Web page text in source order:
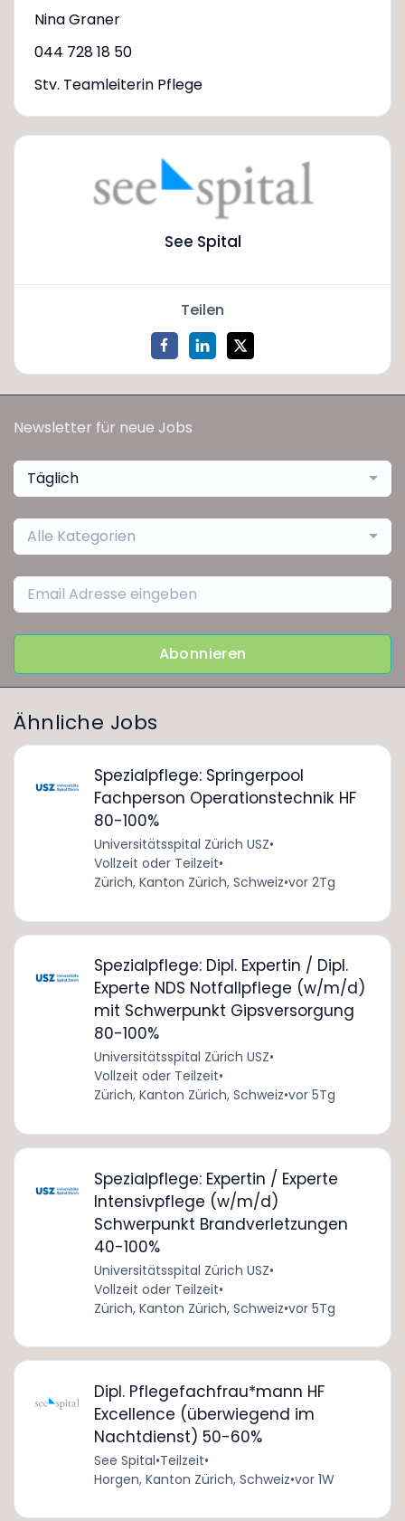
Nina Graner
044 728 18 50
Stv. Teamleiterin Pflege
See Spital
Teilen
Newsletter für neue Jobs
Täglich
Alle Kategorien
Abonnieren
Ähnliche Jobs
Spezialpflege: Springerpool
Fachperson Operationstechnik HF
80-100%
Universitätsspital Zürich USZ•
Vollzeit oder Teilzeit•
Zürich, Kanton Zürich, Schweiz•vor 2Tg
Spezialpflege: Dipl. Expertin / Dipl.
Experte NDS Notfallpflege (w/m/d)
mit Schwerpunkt Gipsversorgung
80-100%
Universitätsspital Zürich USZ•
Vollzeit oder Teilzeit•
Zürich, Kanton Zürich, Schweiz•vor 5Tg
Spezialpflege: Expertin / Experte
Intensivpflege (w/m/d)
Schwerpunkt Brandverletzungen
40-100%
Universitätsspital Zürich USZ•
Vollzeit oder Teilzeit•
Zürich, Kanton Zürich, Schweiz•vor 5Tg
Dipl. Pflegefachfrau*mann HF
Excellence (überwiegend im
Nachtdienst) 50-60%
See Spital•Teilzeit•
Horgen, Kanton Zürich, Schweiz•vor 1W